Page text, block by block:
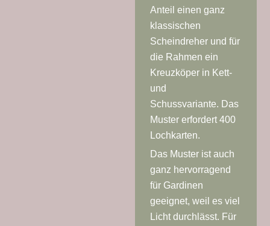
Anteil einen ganz
klassischen
Scheindreher und für
die Rahmen ein
Kreuzköper in Kett-
und
Schussvariante. Das
Muster erfordert 400
Lochkarten.
Das Muster ist auch
ganz hervorragend
für Gardinen
geeignet, weil es viel
Licht durchlässt. Für